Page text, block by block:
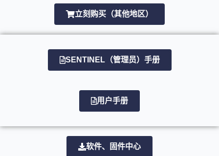
立刻购买（其他地区）
SENTINEL（管理员）手册
用户手册
软件、固件中心